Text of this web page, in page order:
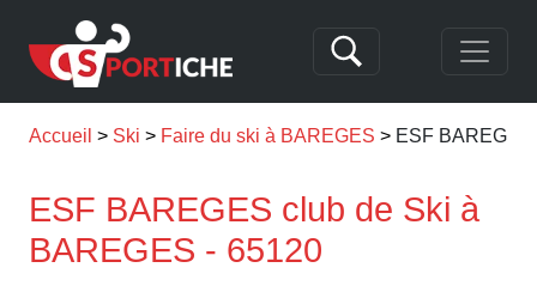
Accueil Ski Faire du ski à BAREGES ESF BAREGES
ESF BAREGES club de Ski à
BAREGES - 65120